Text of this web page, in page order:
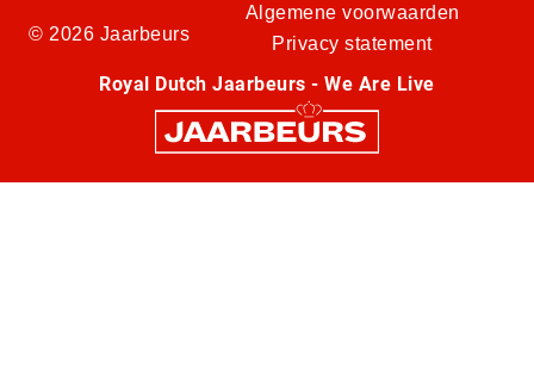
© 2026 Jaarbeurs
Algemene voorwaarden
Privacy statement
Royal Dutch Jaarbeurs - We Are Live